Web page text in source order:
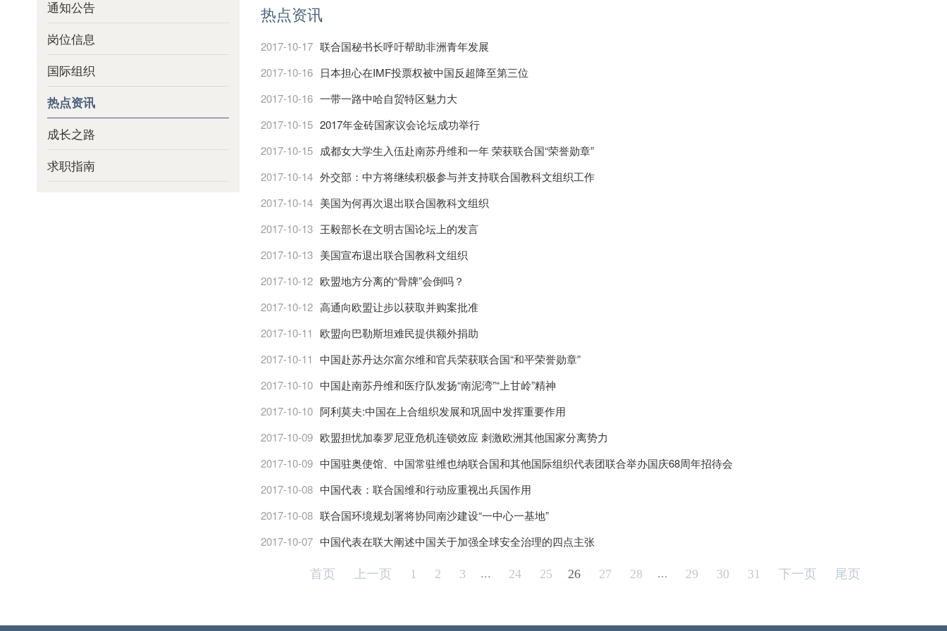
通知公告
岗位信息
国际组织
热点资讯
成长之路
求职指南
热点资讯
2017-10-17 联合国秘书长呼吁帮助非洲青年发展
2017-10-16 日本担心在IMF投票权被中国反超降至第三位
2017-10-16 一带一路中哈自贸特区魅力大
2017-10-15 2017年金砖国家议会论坛成功举行
2017-10-15 成都女大学生入伍赴南苏丹维和一年 荣获联合国“荣誉勋章”
2017-10-14 外交部：中方将继续积极参与并支持联合国教科文组织工作
2017-10-14 美国为何再次退出联合国教科文组织
2017-10-13 王毅部长在文明古国论坛上的发言
2017-10-13 美国宣布退出联合国教科文组织
2017-10-12 欧盟地方分离的“骨牌”会倒吗？
2017-10-12 高通向欧盟让步以获取并购案批准
2017-10-11
欧盟向巴勒斯坦难民提供额外捐助
2017-10-11
中国赴苏丹达尔富尔维和官兵荣获联合国“和平荣誉勋章”
2017-10-10 中国赴南苏丹维和医疗队发扬“南泥湾”“上甘岭”精神
2017-10-10 阿利莫夫:中国在上合组织发展和巩固中发挥重要作用
2017-10-09 欧盟担忧加泰罗尼亚危机连锁效应 刺激欧洲其他国家分离势力
2017-10-09 中国驻奥使馆、中国常驻维也纳联合国和其他国际组织代表团联合举办国庆68周年招待会
2017-10-08 中国代表：联合国维和行动应重视出兵国作用
2017-10-08 联合国环境规划署将协同南沙建设“一中心一基地”
2017-10-07 中国代表在联大阐述中国关于加强全球安全治理的四点主张
首页 上一页 1 2 3 ... 24 25 26 27 28 ... 29 30 31 下一页 尾页